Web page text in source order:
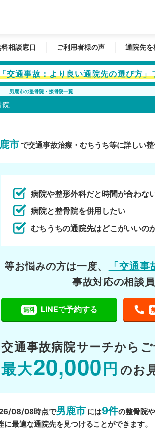
料相談窓口 ご利用者様の声 通院先を
交通事故：より良い通院先の選び方」
男鹿市の整骨院・接骨院一覧
院
市で交通事故治療・むちうち等に詳しい
病院や整形外科だと時間が合わな
病院と整骨院を併用したい
むちうちの通院先はどこがいいの
等お悩みの方は一度、 「交通
事故対応の相談
無料 LINEで予約する
交通事故病院サーチから
最大20,000 円 のお
08/08時点で男鹿市 には9件の整骨院
に最適な通院先を見つけることができます。